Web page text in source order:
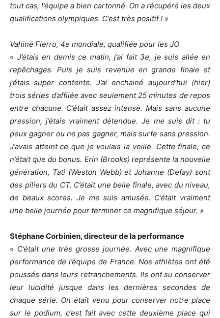
tout cas, l’équipe a bien cartonné. On a récupéré les deux
qualifications olympiques. C’est très positif ! »
Vahiné Fierro, 4e mondiale, qualifiée pour les JO
« J’étais en demis ce matin, j’ai fait 3e, je suis allée en
repêchages. Puis je suis revenue en grande finale et
j’étais super contente. J’ai enchainé aujourd’hui (hier)
trois séries d’affilée avec seulement 25 minutes de repos
entre chacune. C’était assez intense. Mais sans aucune
pression, j’étais vraiment détendue. Je me suis dit : tu
peux gagner ou ne pas gagner, mais surfe sans pression.
J’avais atteint ce que je voulais la veille. Cette finale, ce
n’était que du bonus. Erin (Brooks) représente la nouvelle
génération, Tati (Weston Webb) et Johanne (Defay) sont
des piliers du CT. C’était une belle finale, avec du niveau,
de beaux scores. Je me suis amusée. C’était vraiment
une belle journée pour terminer ce magnifique séjour. »
Stéphane Corbinien, directeur de la performance
« C’était une très grosse journée. Avec une magnifique
performance de l’équipe de France. Nos athlètes ont été
poussés dans leurs retranchements. Ils ont su conserver
leur lucidité jusque dans les dernières secondes de
chaque série. On était venu pour conserver notre place
sur le podium, c’est fait avec cette deuxième place qui